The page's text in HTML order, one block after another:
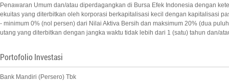
Penawaran Umum dan/atau diperdagangkan di Bursa Efek Indonesia dengan
ekuitas yang diterbitkan oleh korporasi berkapitalisasi kecil dengan kapitalisasi
- minimum 0% (nol persen) dari Nilai Aktiva Bersih dan maksimum 20% (dua
utang yang diterbitkan dengan jangka waktu tidak lebih dari 1 (satu) tahun dan/
Portofolio Investasi
Bank Mandiri (Persero) Tbk